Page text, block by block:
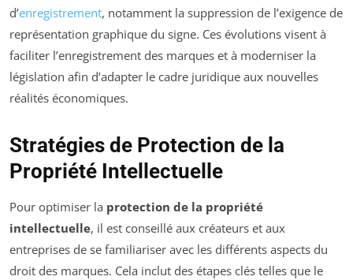
d’enregistrement, notamment la suppression de l’exigence de
représentation graphique du signe. Ces évolutions visent à
faciliter l’enregistrement des marques et à moderniser la
législation afin d’adapter le cadre juridique aux nouvelles
réalités économiques.
Stratégies de Protection de la
Propriété Intellectuelle
Pour optimiser la protection de la propriété
intellectuelle, il est conseillé aux créateurs et aux
entreprises de se familiariser avec les différents aspects du
droit des marques. Cela inclut des étapes clés telles que le